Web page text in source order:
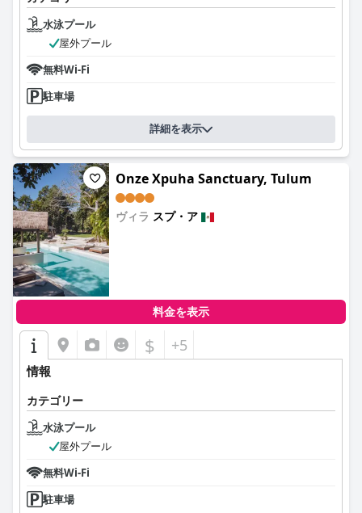
水泳プール
屋外プール
無料Wi-Fi
駐車場
詳細を表示
Onze Xpuha Sanctuary, Tulum
ヴィラ スプ・ア
料金を表示
$ +5
情報
カテゴリー
水泳プール
屋外プール
無料Wi-Fi
駐車場